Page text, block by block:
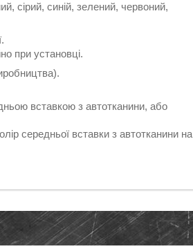
сірий, синій, зелений, червоний,
при установці.
вставкою з автотканини, або
середньої вставки з автотканини на